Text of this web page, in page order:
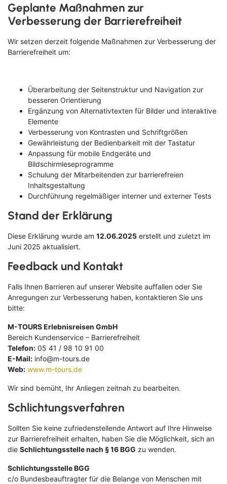
Geplante Maßnahmen zur
Verbesserung der Barrierefreiheit
Wir setzen derzeit folgende Maßnahmen zur Verbesserung der
Barrierefreiheit um:
Überarbeitung der Seitenstruktur und Navigation zur
besseren Orientierung
Ergänzung von Alternativtexten für Bilder und interaktive
Elemente
Verbesserung von Kontrasten und Schriftgrößen
Gewährleistung der Bedienbarkeit mit der Tastatur
Anpassung für mobile Endgeräte und
Bildschirmleseprogramme
Schulung der Mitarbeitenden zur barrierefreien
Inhaltsgestaltung
Durchführung regelmäßiger interner und externer Tests
Stand der Erklärung
Diese Erklärung wurde am 12.06.2025 erstellt und zuletzt im
Juni 2025 aktualisiert.
Feedback und Kontakt
Falls Ihnen Barrieren auf unserer Website auffallen oder Sie
Anregungen zur Verbesserung haben, kontaktieren Sie uns
bitte:
M-TOURS Erlebnisreisen GmbH
Bereich Kundenservice – Barrierefreiheit
Telefon: 05 41 / 98 10 91 00
E-Mail: info@m-tours.de
Web: www.m-tours.de
Wir sind bemüht, Ihr Anliegen zeitnah zu bearbeiten.
Schlichtungsverfahren
Sollten Sie keine zufriedenstellende Antwort auf Ihre Hinweise
zur Barrierefreiheit erhalten, haben Sie die Möglichkeit, sich an
die Schlichtungsstelle nach § 16 BGG zu wenden.
Schlichtungsstelle BGG
c/o Bundesbeauftragter für die Belange von Menschen mit